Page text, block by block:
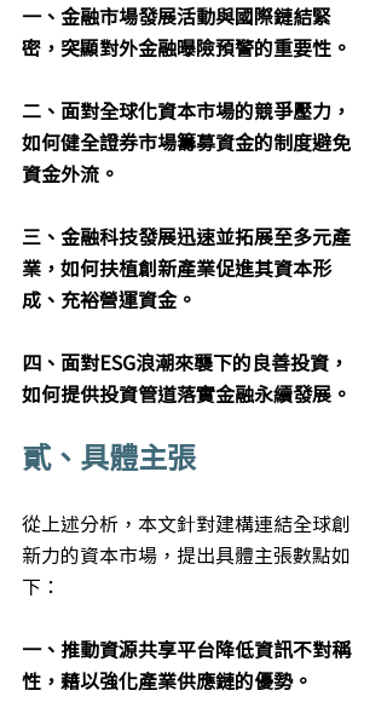
一、金融市場發展活動與國際鏈結緊
密，突顯對外金融曝險預警的重要性。
二、面對全球化資本市場的競爭壓力，
如何健全證券市場籌募資金的制度避免
資金外流。
三、金融科技發展迅速並拓展至多元產
業，如何扶植創新產業促進其資本形
成、充裕營運資金。
四、面對ESG浪潮來襲下的良善投資，
如何提供投資管道落實金融永續發展。
貳、具體主張
從上述分析，本文針對建構連結全球創
新力的資本市場，提出具體主張數點如
下：
一、推動資源共享平台降低資訊不對稱
性，藉以強化產業供應鏈的優勢。